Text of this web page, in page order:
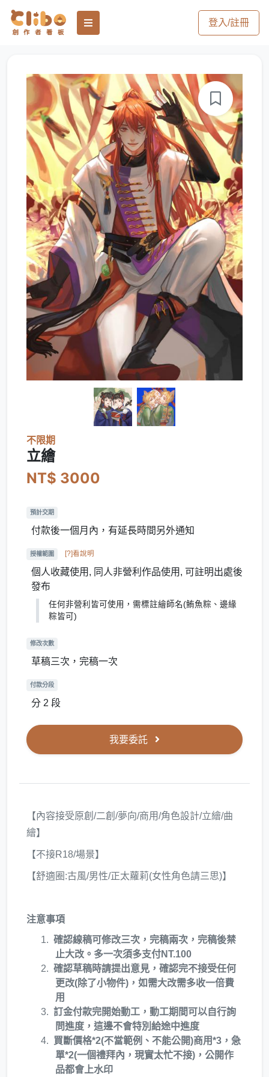
登入/註冊
不限期
立繪
NT$ 3000
預計交期
付款後一個月內，有延長時間另外通知
授權範圍 [?]看說明
個人收藏使用, 同人非營利作品使用, 可註明出處後
發布
任何非營利皆可使用，需標註繪師名(鮪魚粽、邊緣
粽皆可)
修改次數
草稿三次，完稿一次
付款分段
分 2 段
我要委託
【內容接受原創/二創/夢向/商用/角色設計/立繪/曲
繪】
【不接R18/場景】
【舒適圈:古風/男性/正太蘿莉(女性角色請三思)】
注意事項
確認線稿可修改三次，完稿兩次，完稿後禁
止大改。多一次須多支付NT.100
確認草稿時請提出意見，確認完不接受任何
更改(除了小物件)，如需大改需多收一倍費
用
訂金付款完開始動工，動工期間可以自行詢
問進度，這邊不會特別給途中進度
買斷價格*2(不當範例、不能公開)商用*3，急
單*2(一個禮拜內，現實太忙不接)，公開作
品都會上水印